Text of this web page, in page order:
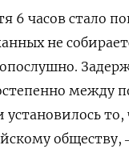
6 часов стало
не
между
то,